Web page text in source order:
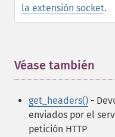
la extensión socket.
Véase también
get_headers() -
enviados por el
petición HTTP